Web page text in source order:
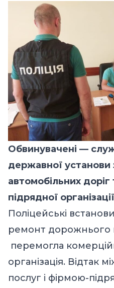
Обвинувачені —
державної установи
автомобільних доріг
підрядної
Поліцейські
ремонт дорожнього
перемогла
організація. Відтак
послуг і фірмою-